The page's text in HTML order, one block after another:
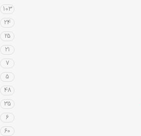
103
24
25
21
7
5
48
35
6
60